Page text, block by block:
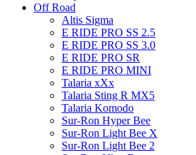
Off Road
Altis Sigma
E RIDE PRO SS 2.5
E RIDE PRO SS 3.0
E RIDE PRO SR
E RIDE PRO MINI
Talaria xXx
Talaria Sting R MX5
Talaria Komodo
Sur-Ron Hyper Bee
Sur-Ron Light Bee X
Sur-Ron Light Bee 2